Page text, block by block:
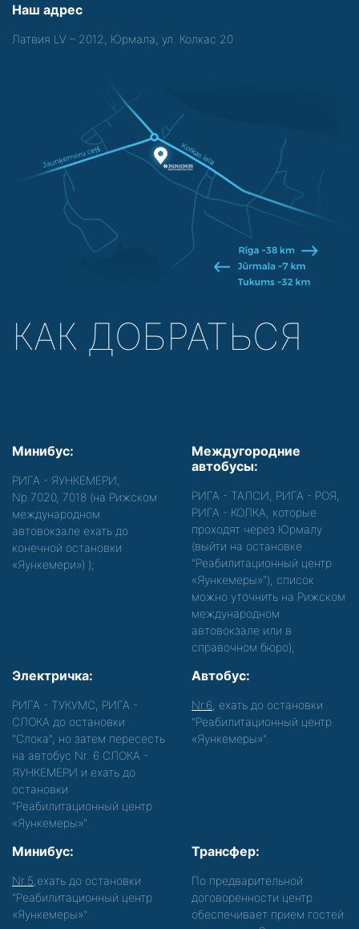
Наш адрес
Латвия LV – 2012, Юрмала, ул. Колкас 20
КАК ДОБРАТЬСЯ
Минибус:
РИГА - ЯУНКЕМЕРИ,
Nр.7020, 7018 (на Рижском
международном
автовокзале ехать до
конечной остановки
«Яункемери») );
Междугородние
автобусы:
РИГА - ТАЛСИ, РИГА - РОЯ,
РИГА - КОЛКА, которые
проходят через Юрмалу
(выйти на остановке
"Реабилитационный центр
«Яункемеры»"), список
можно уточнить на Рижском
международном
автовокзале или в
справочном бюро);
Электричка:
РИГА - ТУКУМС, РИГА -
СЛОКА до остановки
"Слока", но затем пересесть
на автобус Nr. 6 СЛОКА -
ЯУНКЕМЕРИ и ехать до
остановки
"Реабилитационный центр
«Яункемеры»".
Автобус:
Nr.6 , ехать до остановки
"Реабилитационный центр
«Яункемеры»".
Минибус:
Nr.5 ,ехать до остановки
"Реабилитационный центр
«Яункемеры»".
Трансфер:
По предварительной
договоренности центр
обеспечивает прием гостей